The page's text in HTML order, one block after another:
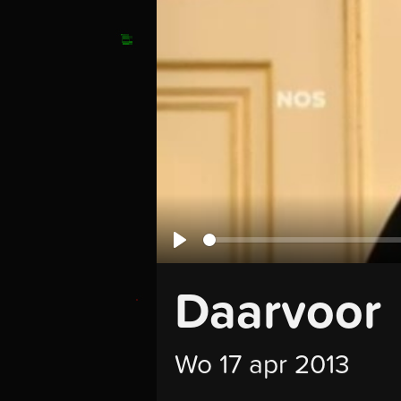
Play
Seek
Daarvoor
Wo 17 apr 2013